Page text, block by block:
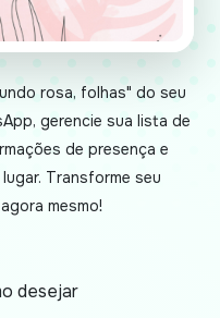
rosa, folhas" do seu
gerencie sua lista de
de presença e
Transforme seu
mesmo!
desejar